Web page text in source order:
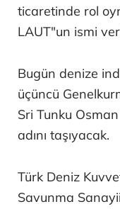
ticaretinde rol
LAUT"un ismi
Bugün denize
üçüncü
Sri Tunku
adını taşıyacak.
Türk Deniz
Savunma